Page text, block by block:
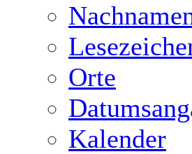
Orte
Kalender